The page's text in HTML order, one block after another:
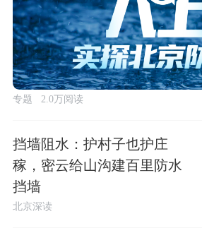
专题 2.0万阅读
挡墙阻水：护村子也护庄
稼，密云给山沟建百里防水
挡墙
北京深读